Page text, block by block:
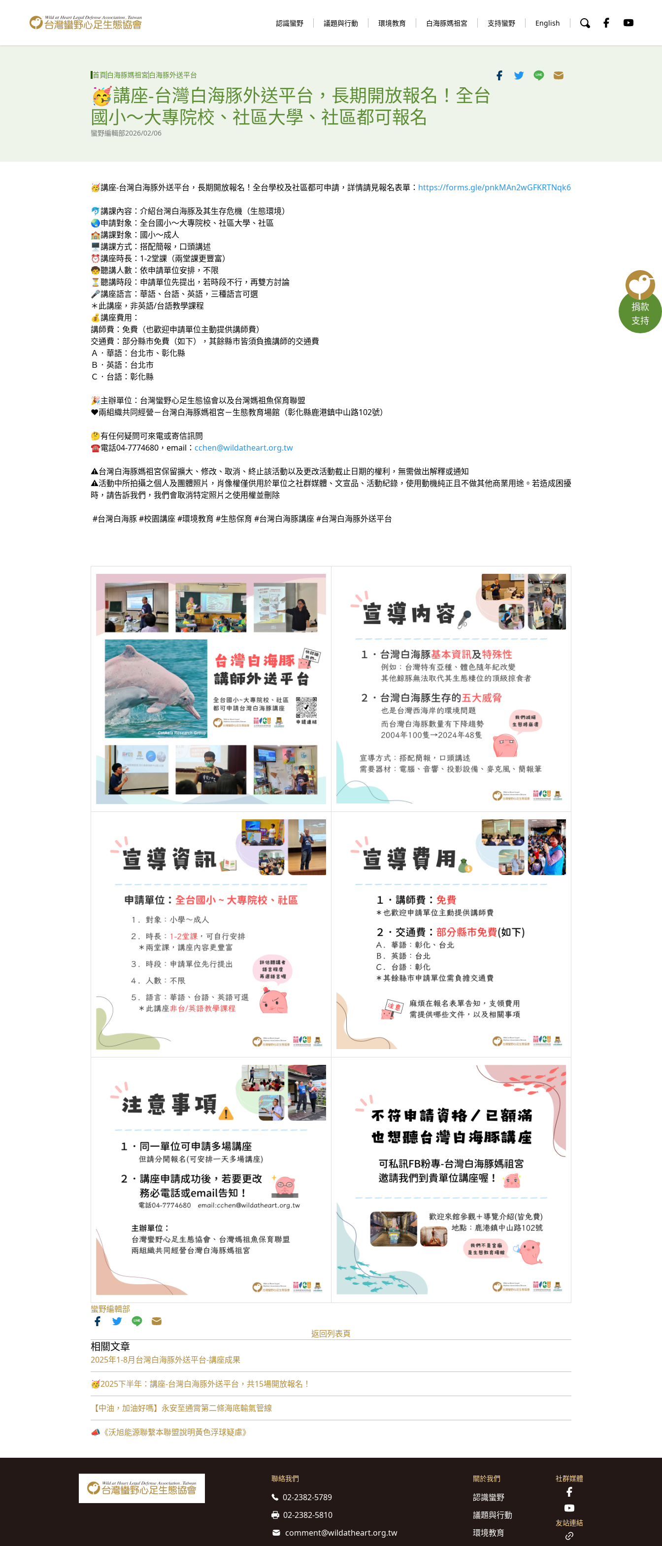
台灣蠻野心足生態協會
認識蠻野 議題與行動 環境教育 白海豚媽祖宮 支持蠻野 English
捐款
支持
首頁 白海豚媽祖宮 白海豚外送平台
🥳講座-台灣白海豚外送平台，長期開放報名！全台
國小～大專院校、社區大學、社區都可報名
蠻野編輯部2026/02/06
🥳講座-台灣白海豚外送平台，長期開放報名！全台學校及社區都可申請，詳情請見報名表單： https://forms.gle/pnkMAn2wGFKRTNqk6
🐬講課內容：介紹台灣白海豚及其生存危機（生態環境）
🌏申請對象：全台國小～大專院校、社區大學、社區
🏫講課對象：國小～成人
🖥講課方式：搭配簡報，口頭講述
⏰講座時長：1-2堂課（兩堂課更豐富）
🧒聽講人數：依申請單位安排，不限
⏳️聽講時段：申請單位先提出，若時段不行，再雙方討論
🎤講座語言：華語、台語、英語，三種語言可選
＊此講座，非英語/台語教學課程
💰講座費用：
講師費：免費（也歡迎申請單位主動提供講師費）
交通費：部分縣市免費（如下），其餘縣市皆須負擔講師的交通費
Ａ．華語：台北市、彰化縣
Ｂ．英語：台北市
Ｃ．台語：彰化縣
🎉主辦單位：台灣蠻野心足生態協會以及台灣媽祖魚保育聯盟
❤️兩組織共同經營－台灣白海豚媽祖宮－生態教育場館（彰化縣鹿港鎮中山路102號）
🤔有任何疑問可來電或寄信訊問
☎️電話04-7774680，email： cchen@wildatheart.org.tw
⚠️台灣白海豚媽祖宮保留擴大、修改、取消、終止該活動以及更改活動截止日期的權利，無需做出解釋或通知
⚠️活動中所拍攝之個人及團體照片，肖像權僅供用於單位之社群媒體、文宣品、活動紀錄，使用動機純正且不做其他商業用途。若造成困擾
時，請告訴我們，我們會取消特定照片之使用權並刪除
#台灣白海豚 #校園講座 #環境教育 #生態保育 #台灣白海豚講座 #台灣白海豚外送平台
蠻野編輯部
返回列表頁
相關文章
2025年1-8月台灣白海豚外送平台-講座成果
🥳2025下半年：講座-台灣白海豚外送平台，共15場開放報名！
【中油，加油好嗎】永安至通霄第二條海底輸氣管線
📣《沃旭能源聯繫本聯盟說明黃色浮球疑慮》
聯絡我們
02-2382-5789
02-2382-5810
comment@wildatheart.org.tw
關於我們
認識蠻野
議題與行動
環境教育
社群媒體
友站連結